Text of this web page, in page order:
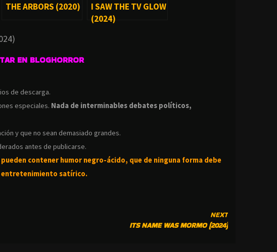
THE ARBORS (2020)
I SAW THE TV GLOW
(2024)
EN BLOGHORROR
de descarga.
especiales. Nada de interminables debates políticos,
y que no sean demasiado grandes.
antes de publicarse.
pueden contener humor negro-ácido, que de ninguna forma debe
entretenimiento satírico.
NEXT
ITS NAME WAS MORMO (2024)